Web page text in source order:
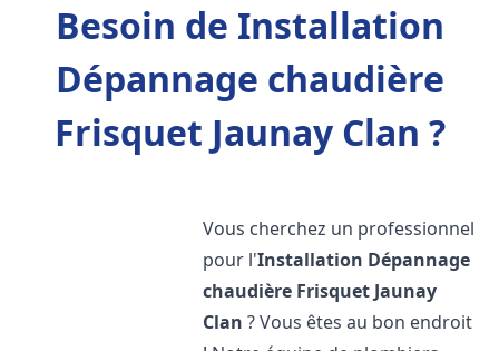
Besoin de Installation
Dépannage chaudière
Frisquet Jaunay Clan ?
Vous cherchez un professionnel
pour l'Installation Dépannage
chaudière Frisquet Jaunay
Clan ? Vous êtes au bon endroit